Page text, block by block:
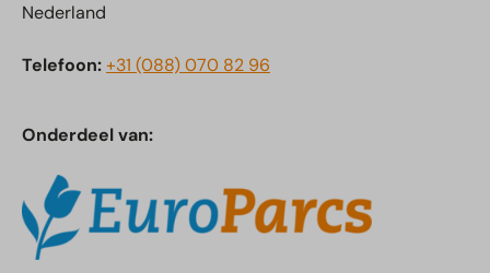
Nederland
Telefoon:+31 (088) 070 82 96
Onderdeel van: